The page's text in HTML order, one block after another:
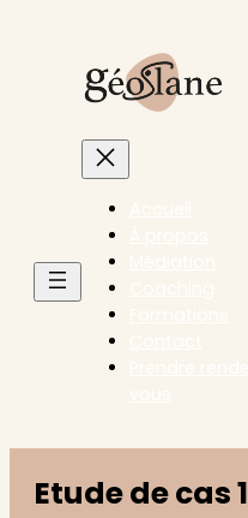
Etude de cas 1